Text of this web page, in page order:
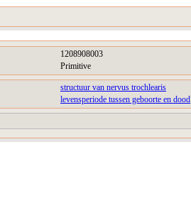
1208908003
Primitive
structuur van nervus trochlearis
levensperiode tussen geboorte en dood